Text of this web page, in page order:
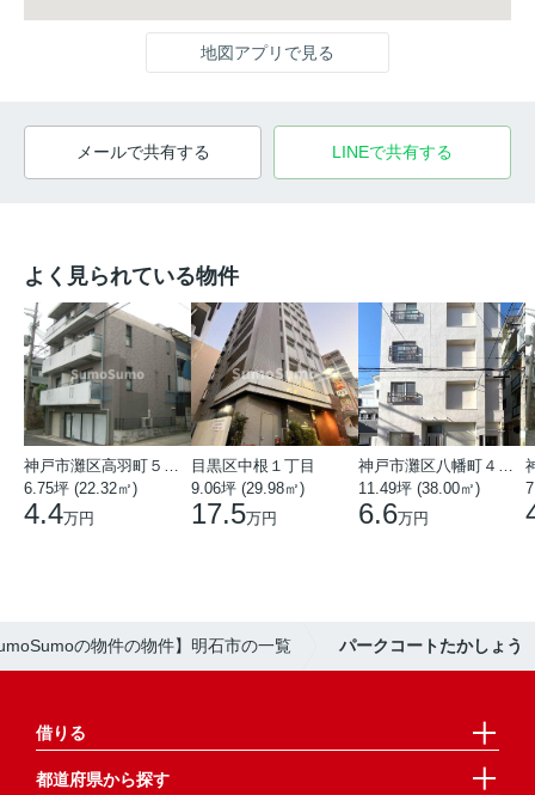
地図アプリで見る
メールで共有する LINEで共有する
よく見られている物件
6.75坪 (22.32㎡)
4.4万円
目黒区中根１丁目
9.06坪 (29.98㎡)
17.5万円
11.49坪 (38.00㎡)
6.6万円
の物件の物件】明石市の一覧 パークコートたかしょう
借りる
都道府県から探す